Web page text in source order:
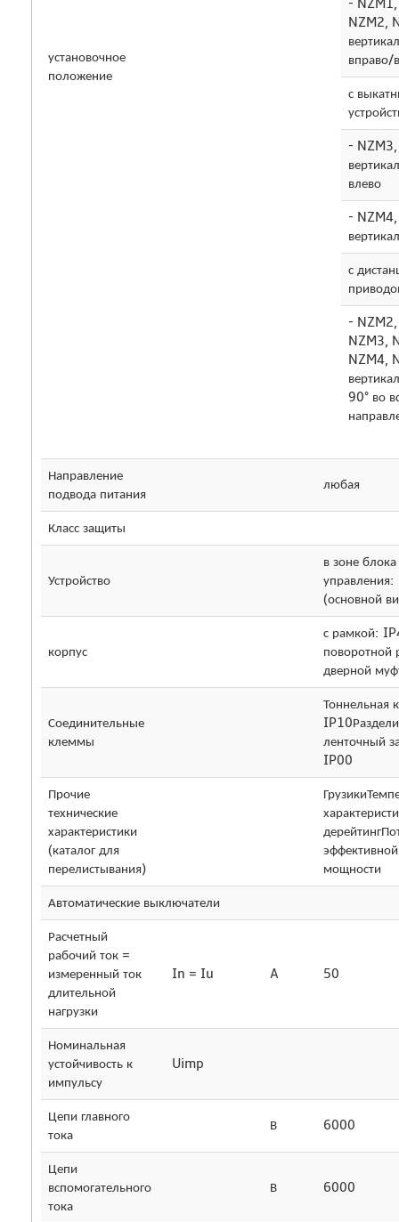
установочное
положение
NZM2,
вправо/
с
-
влево
-
с
-
NZM3,
NZM4,
90° во
Направление
подвода питания
любая
Класс защиты
Устройство
в зоне блока
(основной
корпус
с рамкой:
поворотной
дверной
Соединительные
клеммы
Тоннельная
ленточный
IP00
Прочие
технические
характеристики
(каталог для
перелистывания)
эффективной
мощности
Автоматические выключатели
Расчетный
рабочий ток =
измеренный ток
длительной
нагрузки
In = Iu A 50
Номинальная
устойчивость к
импульсу
Uimp
Цепи главного
тока
В 6000
Цепи
вспомогательного
тока
В 6000